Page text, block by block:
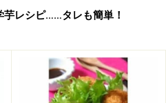
芋レシピ……タレも簡単！